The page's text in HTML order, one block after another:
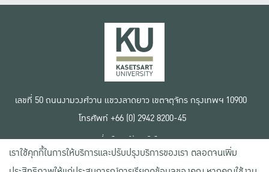
เลขที่ 50 ถนนงามวงศ์วาน แขวงลาดยาว เขตจตุจักร กรุงเทพฯ 10900
โทรศัพท์ +66 (0) 2942 8200-45
เงื่อนไขการใช้งานเว็บไซต์
ข้อตกลงด้านสิทธิ์ใช้งาน
นโยบายความเป็นส่วนตัว
เราใช้คุกกี้ในการให้บริการและปรับปรุงบริการของเรา ตลอดจนเพิ่ม